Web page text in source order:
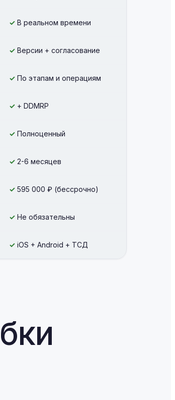
✓ В реальном времени
✓ Версии + согласование
✓ По этапам и операциям
✓ + DDMRP
✓ Полноценный
✓ 2-6 месяцев
✓ 595 000 ₽ (бессрочно)
✓ Не обязательны
✓ iOS + Android + ТСД